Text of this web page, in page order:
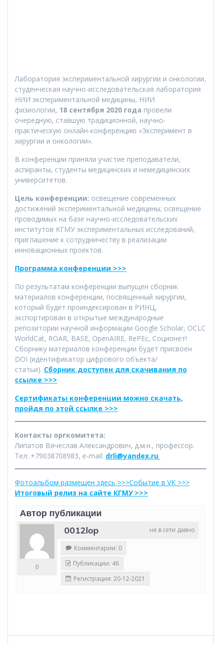
Лаборатория экспериментальной хирургии и онкологии,
студенческая научно-исследовательская лаборатория
НИИ экспериментальной медицины, НИИ
физиологии, 18 сентября 2020 года провели
очередную, ставшую традиционной, научно-
практическую онлайн-конференцию «Эксперимент в
хирургии и онкологии».
В конференции приняли участие преподаватели,
аспиранты, студенты медицинских и немедицинских
университетов.
Цель конференции: освещение современных
достижений экспериментальной медицины; освещение
проводимых на базе научно-исследовательских
институтов КГМУ экспериментальных исследований,
приглашение к сотрудничеству в реализации
инновационных проектов.
Программа конференции >>>
По результатам конференции выпущен сборник
материалов конференции, посвященный хирургии,
который будет проиндексирован в РИНЦ,
экспортирован в открытые международные
репозитории научной информации Google Scholar, OCLC
WorldCat, ROAR, BASE, OpenAIRE, RePEc, Соционет!
Сборнику материалов конференции будет присвоен
DOI (идентификатор цифрового объекта/
статьи). Сборник доступен для скачивания по
ссылке >>>
Сертификаты конференции можно скачать,
пройдя по этой ссылке >>>
Контакты оргкомитета:
Липатов Вячеслав Александрович, д.м.н., профессор.
Тел: +79038708983, e-mail: drli@yandex.ru
Фотоальбом размещен здесь >>>Событие в VK >>>
Итоговый релиз на сайте КГМУ >>>
Автор публикации
не в сети давно
0012lop
0
Комментарии: 0
Публикации: 46
Регистрация: 20-12-2021